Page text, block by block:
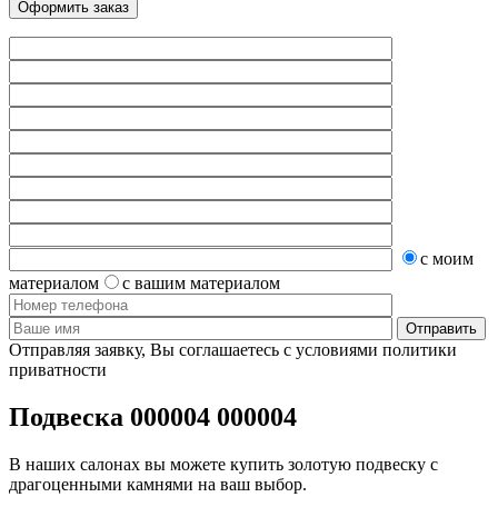
Оформить заказ
с моим
материалом
с вашим материалом
Отправляя заявку, Вы соглашаетесь с условиями политики
приватности
Подвеска 000004 000004
В наших салонах вы можете купить золотую подвеску с
драгоценными камнями на ваш выбор.